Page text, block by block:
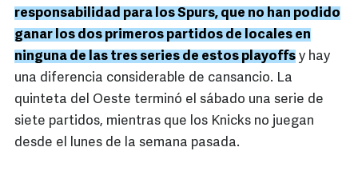
responsabilidad para los Spurs, que no han podido
ganar los dos primeros partidos de locales en
ninguna de las tres series de estos playoffs y hay
una diferencia considerable de cansancio. La
quinteta del Oeste terminó el sábado una serie de
siete partidos, mientras que los Knicks no juegan
desde el lunes de la semana pasada.